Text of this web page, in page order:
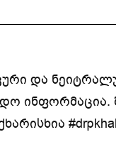
და
ინფორმაცია.